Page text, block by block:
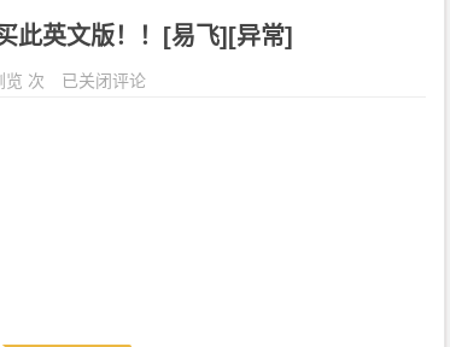
此英文版！！[易飞][异常]
览 次 已关闭评论